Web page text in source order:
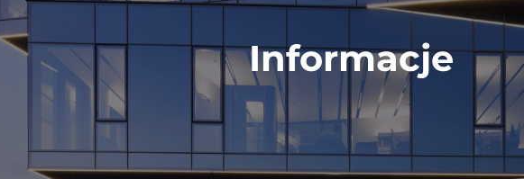
Informacje